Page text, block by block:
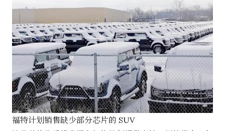
福特计划销售缺少部分芯片的 SUV